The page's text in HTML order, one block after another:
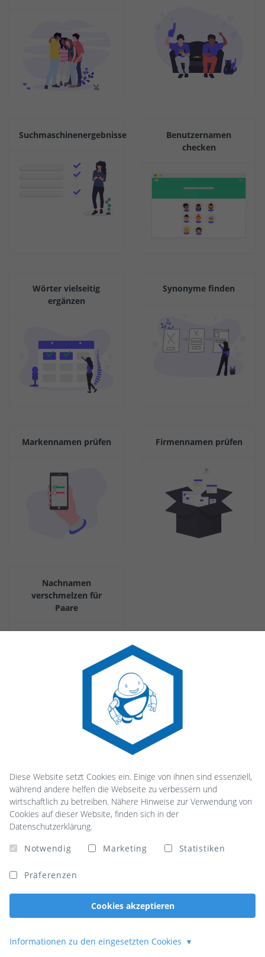
Suchmaschinenergebnisse
Benutzernamen
checken
Wörter vielseitig
ergänzen
Synonyme finden
Markennamen prüfen Firmennamen prüfen
Nachnamen
verschmelzen für
Paare
Das Team von NameRobot beschäftigt sich seit vielen Jahren
Tools und Naming-Produkten wie
starten wir in die KI-Ära.
Rechtliches
Diese Website setzt Cookies ein. Einige von ihnen sind essenziell,
während andere helfen die Webseite zu verbessern und
wirtschaftlich zu betreiben. Nähere Hinweise zur Verwendung von
Cookies auf dieser Website, finden sich in der
Datenschutzerklärung.
Notwendig
Marketing Statistiken
Präferenzen
Cookies akzeptieren
Informationen zu den eingesetzten Cookies